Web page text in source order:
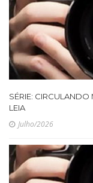
SÉRIE:
LEIA
Julho/2026